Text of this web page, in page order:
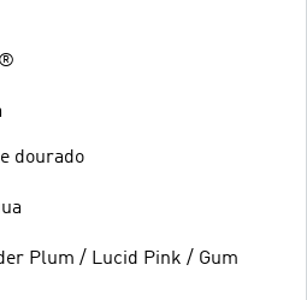
dourado
Plum / Lucid Pink / Gum